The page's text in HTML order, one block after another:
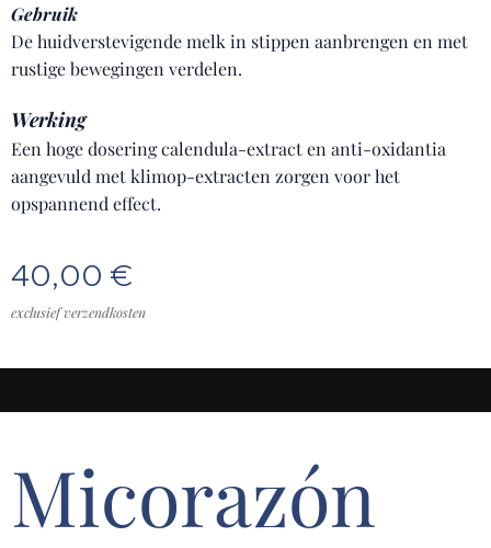
Gebruik
De huidverstevigende melk in stippen aanbrengen en met
rustige bewegingen verdelen.
Werking
Een hoge dosering calendula-extract en anti-oxidantia
aangevuld met klimop-extracten zorgen voor het
opspannend effect.
40,00 €
exclusief verzendkosten
Micorazón